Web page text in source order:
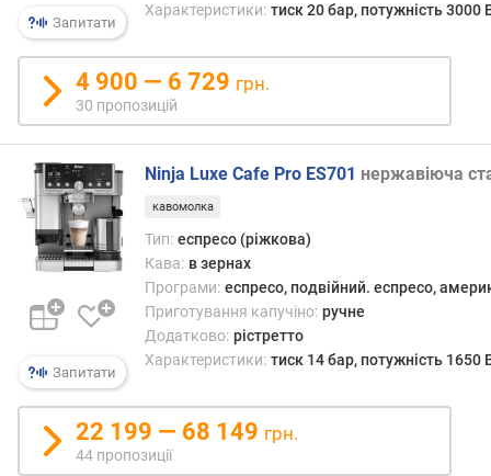
л
я
м
о
н
т
а
ж
у
(
м
)
л
и
и
Запитати
Характеристики: тиск 20 бар, потужність 3000
4 900 — 6 729 грн.
30 пропозицій
Запитати
Ninja Luxe Cafe Pro ES701 нержавіюча
кавомолка
Тип: еспресо (ріжкова)
Кава: в зернах
Програми: еспресо, подвійний. еспресо,
Приготування капучіно: ручне
Додатково: рістретто
Характеристики: тиск 14 бар, потужність 1650
22 199 — 68 149 грн.
44 пропозиції